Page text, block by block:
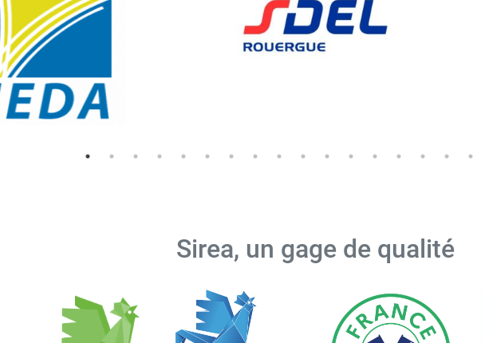
Sirea, un gage de qualité